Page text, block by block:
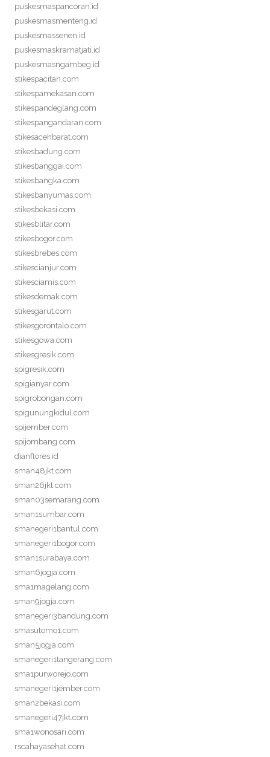
puskesmaspancoran.id
puskesmasmenteng.id
puskesmassenen.id
puskesmaskramatjati.id
puskesmasngambeg.id
stikespacitan.com
stikespamekasan.com
stikespandeglang.com
stikespangandaran.com
stikesacehbarat.com
stikesbadung.com
stikesbanggai.com
stikesbangka.com
stikesbanyumas.com
stikesbekasi.com
stikesblitar.com
stikesbogor.com
stikesbrebes.com
stikescianjur.com
stikesciamis.com
stikesdemak.com
stikesgarut.com
stikesgorontalo.com
stikesgowa.com
stikesgresik.com
spigresik.com
spigianyar.com
spigrobongan.com
spigunungkidul.com
spijember.com
spijombang.com
dianflores.id
sman48jkt.com
sman26jkt.com
sman03semarang.com
sman1sumbar.com
smanegeri1bantul.com
smanegeri1bogor.com
sman1surabaya.com
sman6jogja.com
sma1magelang.com
sman9jogja.com
smanegeri3bandung.com
smasutomo1.com
sman5jogja.com
smanegeri1tangerang.com
sma1purworejo.com
smanegeri1jember.com
sman2bekasi.com
smanegeri47jkt.com
sma1wonosari.com
rscahayasehat.com